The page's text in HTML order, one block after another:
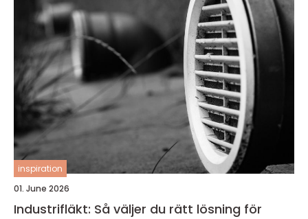
inspiration
01. June 2026
Industrifläkt: Så väljer du rätt lösning för